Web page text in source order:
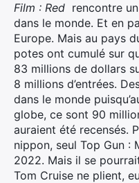
Film : Red rencontre
dans le monde. Et en
Europe. Mais au pays
potes ont cumulé sur
83 millions de dollars
8 millions d’entrées.
dans le monde
globe, ce sont 90
auraient été recensés.
nippon, seul Top Gun :
2022. Mais il se
Tom Cruise ne plient,